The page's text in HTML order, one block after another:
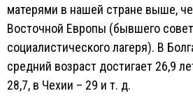
матерями в нашей стране выше,
Восточной Европы (бывшего
социалистического лагеря). В
средний возраст достигает 26,9
28,7, в Чехии – 29 и т. д.